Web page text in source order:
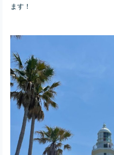
ます！